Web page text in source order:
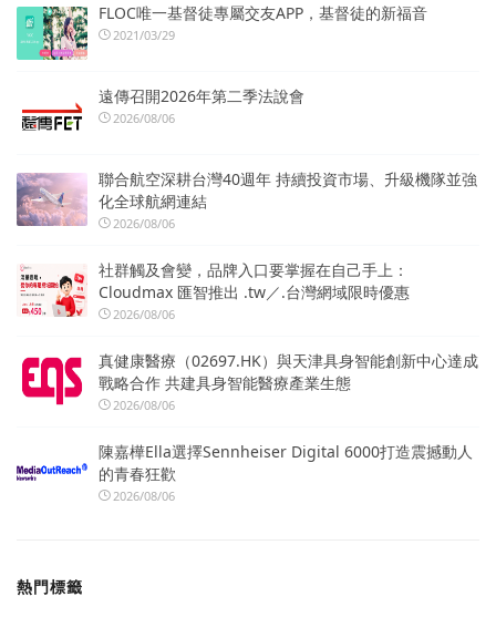
FLOC唯一基督徒專屬交友APP，基督徒的新福音
2021/03/29
遠傳召開2026年第二季法說會
2026/08/06
聯合航空深耕台灣40週年 持續投資市場、升級機隊並強
化全球航網連結
2026/08/06
社群觸及會變，品牌入口要掌握在自己手上：
Cloudmax 匯智推出 .tw／.台灣網域限時優惠
2026/08/06
真健康醫療（02697.HK）與天津具身智能創新中心達成
戰略合作 共建具身智能醫療產業生態
2026/08/06
陳嘉樺Ella選擇Sennheiser Digital 6000打造震撼動人
的青春狂歡
2026/08/06
熱門標籤